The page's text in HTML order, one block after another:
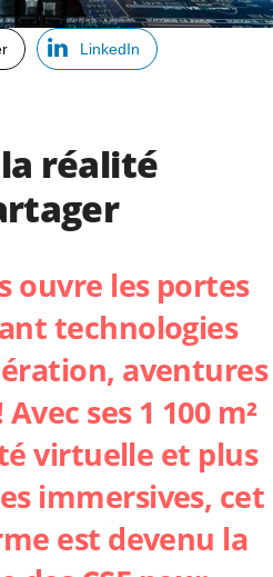
LinkedIn
réalité
ouvre les portes
technologies
aventures
ses 1 100 m²
virtuelle et plus
immersives, cet
est devenu la